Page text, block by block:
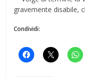
gravemente disabile,
Condividi: